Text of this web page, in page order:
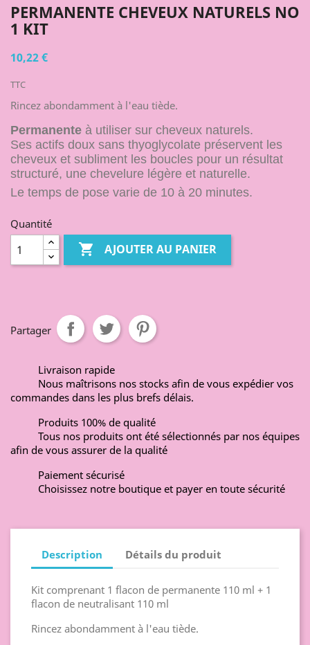
PERMANENTE CHEVEUX NATURELS NO
1 KIT
10,22 €
TTC
Rincez abondamment à l'eau tiède.
Permanente à utiliser sur cheveux naturels.
Ses actifs doux sans thyoglycolate préservent les
cheveux et subliment les boucles pour un résultat
structuré, une chevelure légère et naturelle.
Le temps de pose varie de 10 à 20 minutes.
Quantité
 AJOUTER AU PANIER
Partager
Livraison rapide
Nous maîtrisons nos stocks afin de vous expédier vos
commandes dans les plus brefs délais.
Produits 100% de qualité
Tous nos produits ont été sélectionnés par nos équipes
afin de vous assurer de la qualité
Paiement sécurisé
Choisissez notre boutique et payer en toute sécurité
Description Détails du produit
Kit comprenant 1 flacon de permanente 110 ml + 1
flacon de neutralisant 110 ml
Rincez abondamment à l'eau tiède.